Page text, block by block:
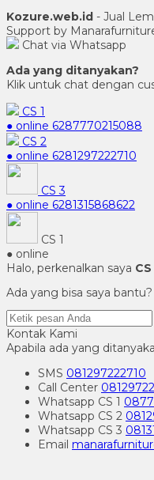
Kozure.web.id - Jual
Support by
Chat via Whatsapp
Ada yang ditanyakan?
Klik untuk chat dengan
CS 1
● online 6287770215088
CS 2
● online 6281297222710
CS 3
● online 6281315868622
CS 1
● online
Halo, perkenalkan saya CS
Ada yang bisa saya bantu?
Kontak Kami
Apabila ada yang
SMS 081297222710
Call Center
Whatsapp CS 1
Whatsapp CS 2
Whatsapp CS 3
Email